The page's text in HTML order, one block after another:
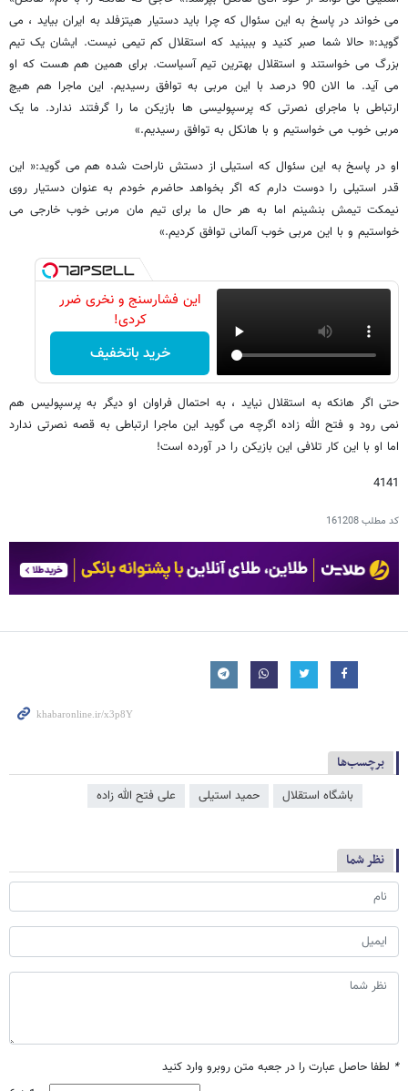
می خواند در پاسخ به این سئوال که چرا باید دستیار هیتزفلد به ایران بیاید ، می
گوید:« حالا شما صبر کنید و ببینید که استقلال کم تیمی نیست. ایشان یک تیم
بزرگ می خواستند و استقلال بهترین تیم آسیاست. برای همین هم هست که او
می آید. ما الان 90 درصد با این مربی به توافق رسیدیم. این ماجرا هم هیچ
ارتباطی با ماجرای نصرتی که پرسپولیسی ها بازیکن ما را گرفتند ندارد. ما یک
مربی خوب می خواستیم و با هانکل به توافق رسیدیم.»
او در پاسخ به این سئوال که استیلی از دستش ناراحت شده هم می گوید:« این
قدر استیلی را دوست دارم که اگر بخواهد حاضرم خودم به عنوان دستیار روی
نیمکت تیمش بنشینم اما به هر حال ما برای تیم مان مربی خوب خارجی می
خواستیم و با این مربی خوب آلمانی توافق کردیم.»
این فشارسنج و نخری ضرر
کردی!
خرید باتخفیف
حتی اگر هانکه به استقلال نیاید ، به احتمال فراوان او دیگر به پرسپولیس هم
نمی رود و فتح الله زاده اگرچه می گوید این ماجرا ارتباطی به قصه نصرتی ندارد
اما او با این کار تلافی این بازیکن را در آورده است!
4141
کد مطلب161208
برچسب‌ها
باشگاه استقلال حمید استیلی علی فتح الله زاده
نظر شما
* لطفا حاصل عبارت را در جعبه متن روبرو وارد کنید